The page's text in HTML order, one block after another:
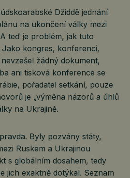
Džiddě jednání
na ukončení války mezi
teď je problém, jak tuto
kongres, konferenci,
žádný dokument,
ani tisková konference se
pořadatel setkání, pouze
je „výměna názorů a úhlů
na Ukrajině.
Byly pozvány státy,
Ruskem a Ukrajinou
s globálním dosahem, tedy
jich exaktně dotýkal. Seznam